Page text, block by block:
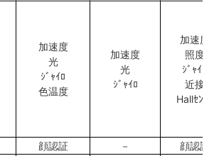
加速度
光
ｼﾞｬｲﾛ
色温度
加速度
光
ｼﾞｬｲﾛ
加速度
照度
ｼﾞｬｲﾛ
近接
Hallｾﾝｻ-
顔認証 － 顔認証